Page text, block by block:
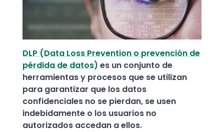
DLP (Data Loss Prevention o prevención de
pérdida de datos) es un conjunto de
herramientas y procesos que se utilizan
para garantizar que los datos
confidenciales no se pierdan, se usen
indebidamente o los usuarios no
autorizados accedan a ellos.